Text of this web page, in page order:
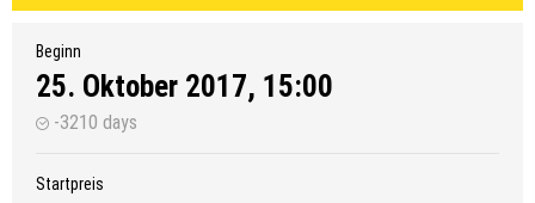
Beginn
25. Oktober 2017, 15:00
-3210 days
Startpreis